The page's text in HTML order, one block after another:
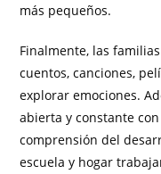
más pequeños.
Finalmente, las
cuentos, canciones,
explorar emociones.
abierta y constante
comprensión del
escuela y hogar